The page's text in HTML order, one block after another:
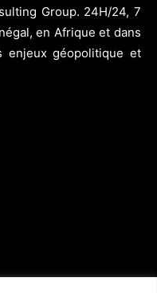
Group. 24H/24, 7
en Afrique et dans
enjeux géopolitique et